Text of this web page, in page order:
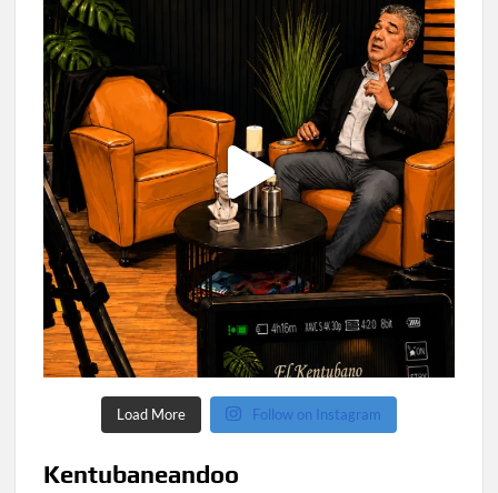
Load More Follow on Instagram
Kentubaneandoo